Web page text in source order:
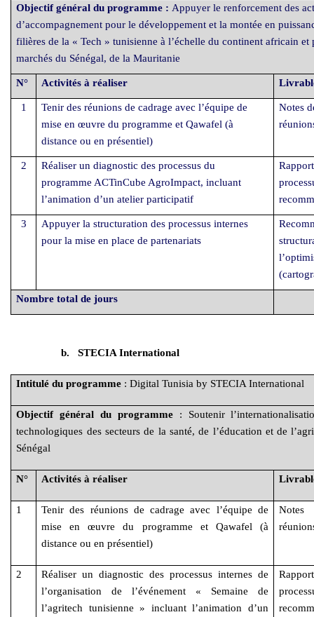
Objectif général du programme : Appuyer le renforcement des
d’accompagnement pour le développement et la montée en
filières de la « Tech » tunisienne à l’échelle du continent africain et
marchés du Sénégal, de la Mauritanie
N° Activités à réaliser
1
Tenir des réunions de cadrage avec l’équipe de
mise en œuvre du programme et Qawafel (à
distance ou en présentiel)
Notes
2
Réaliser un diagnostic des processus du
programme ACTinCube AgroImpact, incluant
l’animation d’un atelier participatif
3
Appuyer la structuration des processus internes
pour la mise en place de partenariats
Nombre total de jours
b. STECIA International
Intitulé du programme : Digital Tunisia by STECIA International
Objectif général du programme: Soutenir
technologiques des secteurs de la santé, de l’éducation et de
Sénégal
N° Activités à réaliser
1
Tenir des réunions de cadrage avec l’équipe de
mise en œuvre du programme et Qawafel (à
distance ou en présentiel)
2
Réaliser un diagnostic des processus internes de
l’organisation de l’événement « Semaine de
l’agritech tunisienne » incluant l’animation d’un